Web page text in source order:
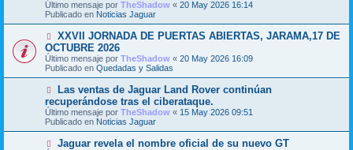
e
n
s
a
j
e
e
v
o
m
e
n
s
a
e
Último mensaje por TheShadow « 20 May 2026 16:14
Publicado en Noticias Jaguar
N
u
e
v
o
m
n
s
a
XXVII JORNADA DE PUERTAS ABIERTAS, JARAMA,17 DE
OCTUBRE 2026
Último mensaje por TheShadow « 20 May 2026 16:09
Publicado en Quedadas y Salidas
N
e
v
o
m
e
Las ventas de Jaguar Land Rover continúan
recuperándose tras el ciberataque.
Último mensaje por TheShadow « 15 May 2026 09:51
Publicado en Noticias Jaguar
N
Jaguar revela el nombre oficial de su nuevo GT